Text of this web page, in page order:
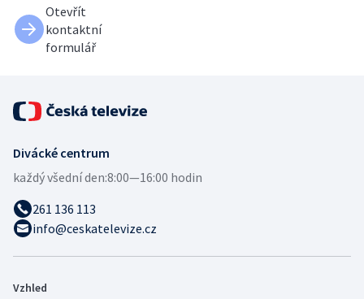
Otevřít
kontaktní
formulář
Divácké centrum
každý všední den:8:00—16:00 hodin
261 136 113
info@ceskatelevize.cz
Vzhled